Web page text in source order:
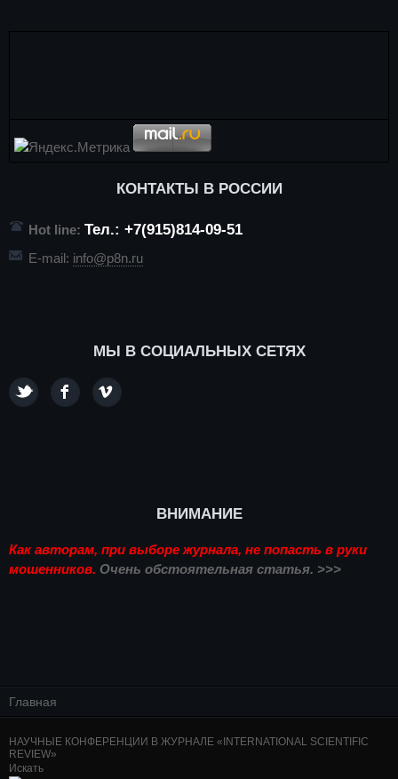
КОНТАКТЫ В РОССИИ
Hot line: Тел.: +7(915)814-09-51
E-mail: info@p8n.ru
МЫ В СОЦИАЛЬНЫХ СЕТЯХ
ВНИМАНИЕ
Как авторам, при выборе журнала, не попасть в руки
мошенников. Очень обстоятельная статья. >>>
Главная
НАУЧНЫЕ КОНФЕРЕНЦИИ В ЖУРНАЛЕ «INTERNATIONAL SCIENTIFIC
REVIEW»
Искать